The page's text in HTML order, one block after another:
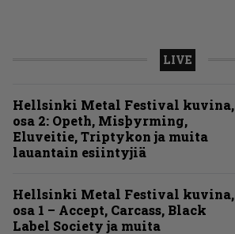
LIVE
Hellsinki Metal Festival kuvina,
osa 2: Opeth, Misþyrming,
Eluveitie, Triptykon ja muita
lauantain esiintyjiä
Hellsinki Metal Festival kuvina,
osa 1 – Accept, Carcass, Black
Label Society ja muita